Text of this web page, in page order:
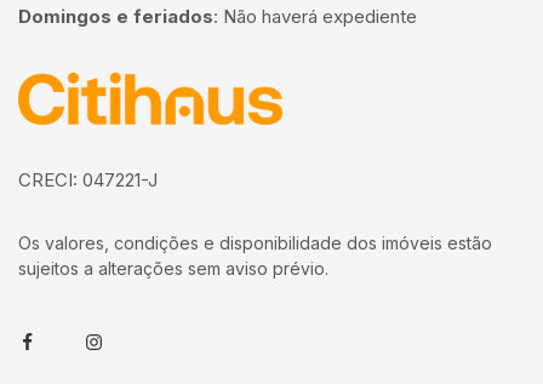
Domingos e feriados: Não haverá expediente
Página inicial
CRECI: 047221-J
Os valores, condições e disponibilidade dos imóveis estão
sujeitos a alterações sem aviso prévio.
FacebookInstagram